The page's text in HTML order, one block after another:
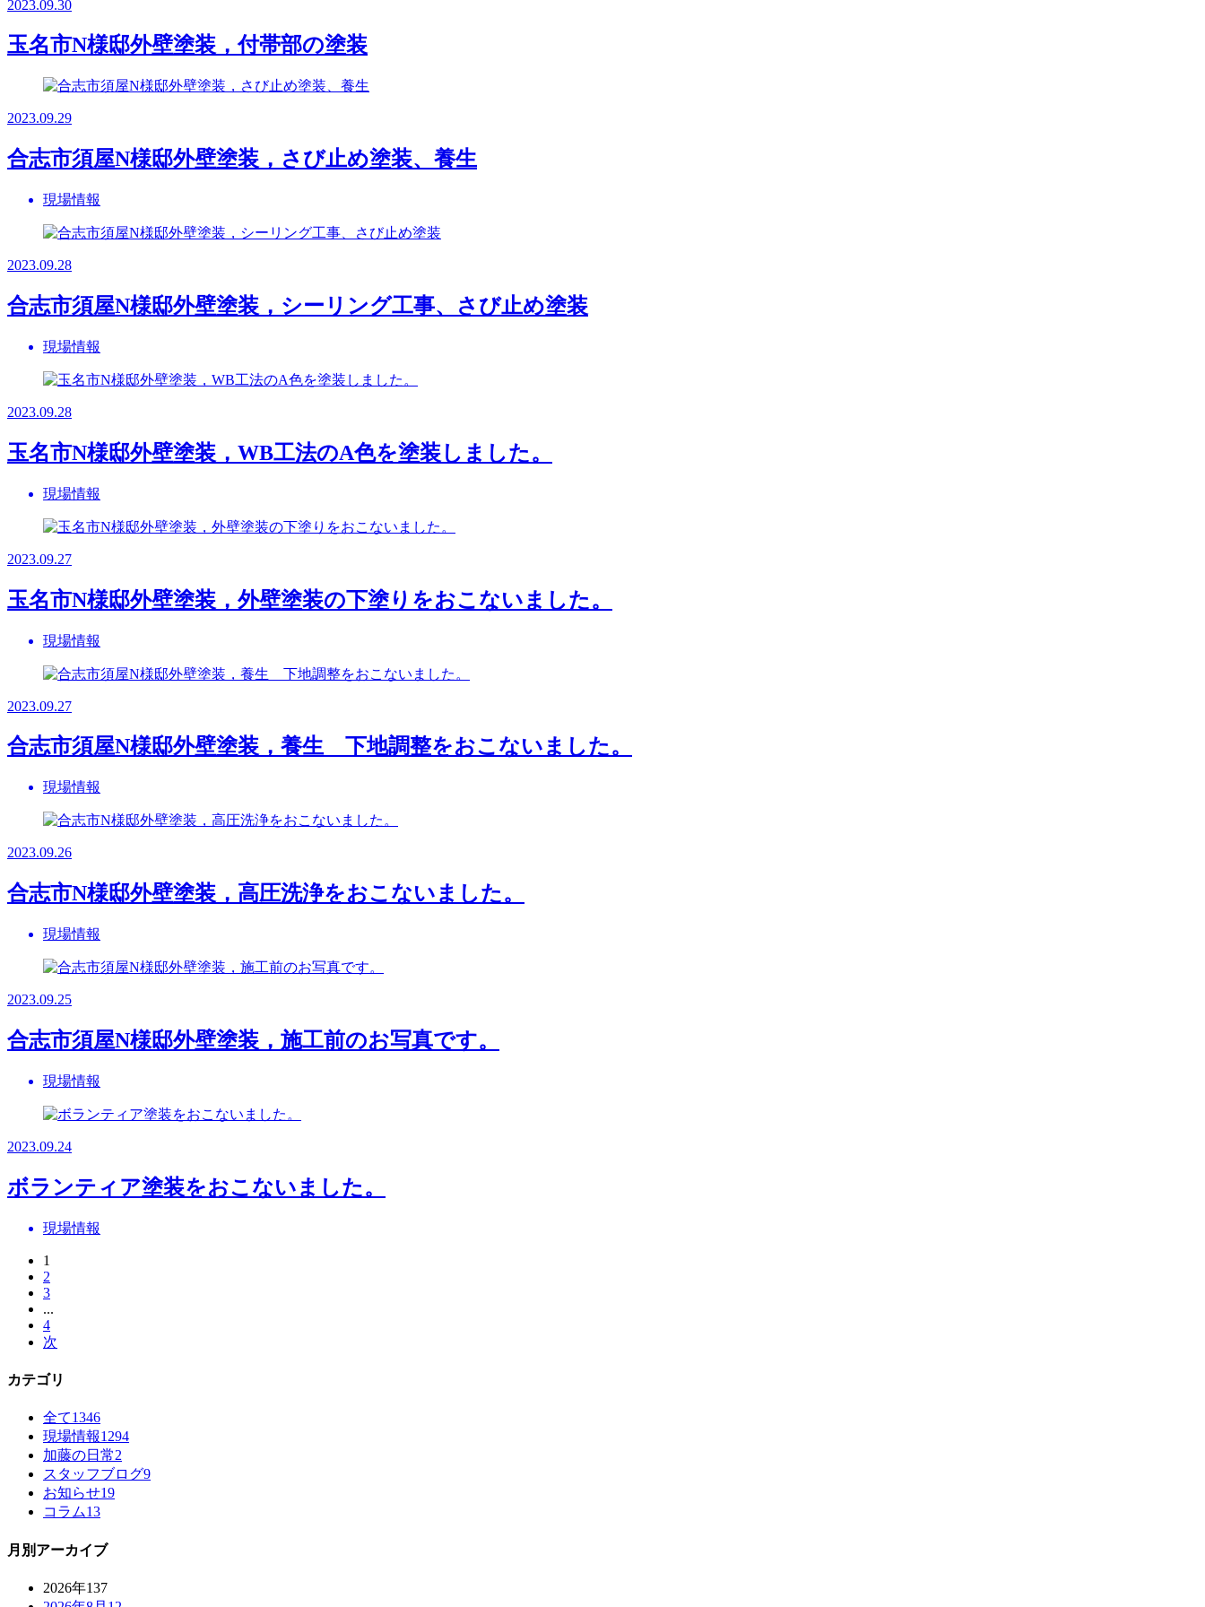
2023.09.30
玉名市N様邸外壁塗装，付帯部の塗装
2023.09.29
合志市須屋N様邸外壁塗装，さび止め塗装、養生
現場情報
2023.09.28
合志市須屋N様邸外壁塗装，シーリング工事、さび止め塗装
現場情報
2023.09.28
玉名市N様邸外壁塗装，WB工法のA色を塗装しました。
現場情報
2023.09.27
玉名市N様邸外壁塗装，外壁塗装の下塗りをおこないました。
現場情報
2023.09.27
合志市須屋N様邸外壁塗装，養生 下地調整をおこないました。
現場情報
2023.09.26
合志市N様邸外壁塗装，高圧洗浄をおこないました。
現場情報
2023.09.25
合志市須屋N様邸外壁塗装，施工前のお写真です。
現場情報
2023.09.24
ボランティア塗装をおこないました。
現場情報
1
2
3
...
4
次
カテゴリ
全て1346
現場情報1294
加藤の日常2
スタッフブログ9
お知らせ19
コラム13
月別アーカイブ
2026年137